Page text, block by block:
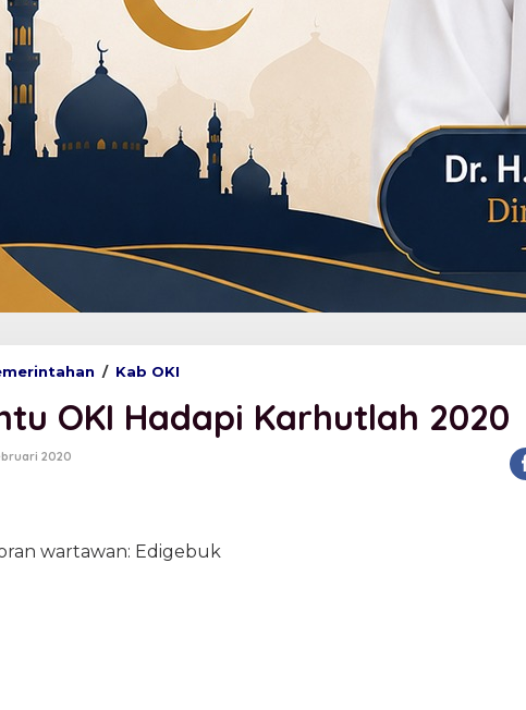
/ Kab OKI
B
a
I
OKI Hadapi Karhutlah 2020
2020
wartawan: Edigebuk